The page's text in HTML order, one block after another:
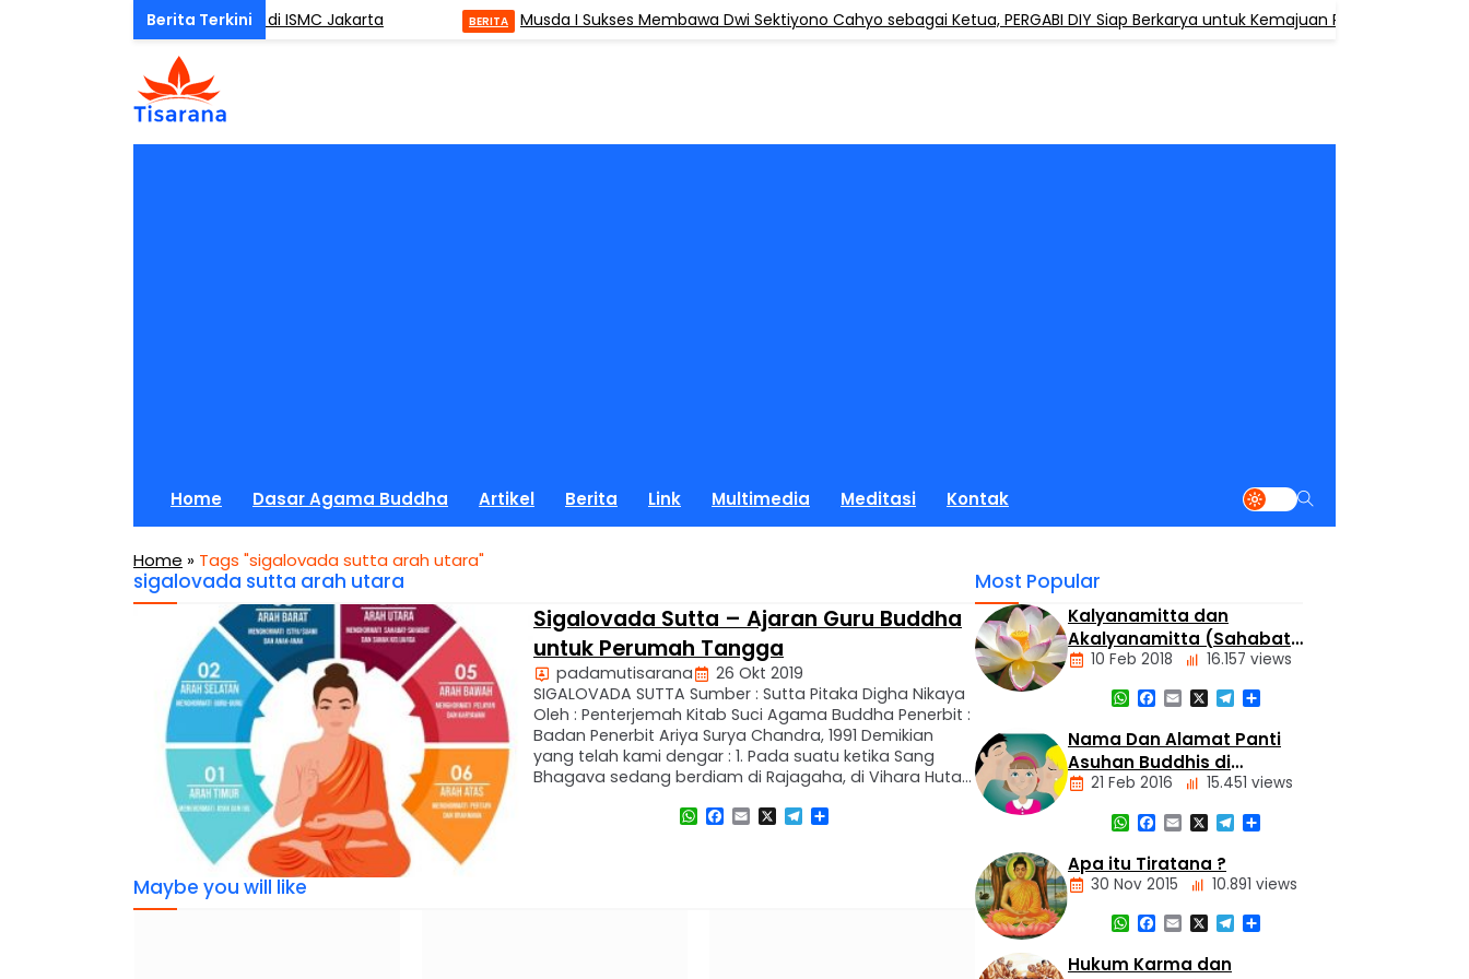
One Day Mindfulness (ODM) di ISMC Jakarta BERITA Musda I Sukses Membawa Dwi Sektiyono Cahyo sebagai Ketua, PERGABI DIY Siap Berkarya untuk Kemajuan Pendidikan Agama
Home Dasar Agama Buddha Artikel Berita Link Multimedia Meditasi Kontak
Home » Tags "sigalovada sutta arah utara"
sigalovada sutta arah utara
Sigalovada Sutta – Ajaran Guru Buddha
untuk Perumah Tangga
padamutisarana
26 Okt 2019
SIGALOVADA SUTTA Sumber : Sutta Pitaka Digha Nikaya
Oleh : Penterjemah Kitab Suci Agama Buddha Penerbit :
Badan Penerbit Ariya Surya Chandra, 1991 Demikian
yang telah kami dengar : 1. Pada suatu ketika Sang
Bhagava sedang berdiam di Rajagaha, di Vihara Hutan
Tupai). Pada waktu itu, Sigala Putra kepala keluarga, …
WhatsApp
Facebook
Email
X Telegram
Maybe you will like
Most Popular
Kalyanamitta dan
Akalyanamitta (Sahabat
Baik dan Sahabat Palsu)
10 Feb 2018 16.157 views
WhatsApp
Facebook
Email
X Telegram
Share
Tempat
Buddhis
Berita
Daerah
Nasional
Panti
Nama Dan Alamat Panti
Asuhan Buddhis di
Jakarta dan Tangerang
21 Feb 2016 15.451 views
WhatsApp
Facebook
Email
X Telegram
Share
Dasar
Apa itu Tiratana ?
30 Nov 2015 10.891 views
WhatsApp
Facebook
Email
X Telegram
Share
Hukum Karma dan